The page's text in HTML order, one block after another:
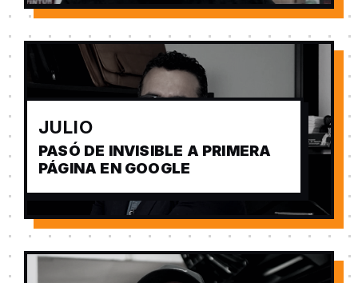
JULIO
PASÓ DE INVISIBLE A PRIMERA
PÁGINA EN GOOGLE